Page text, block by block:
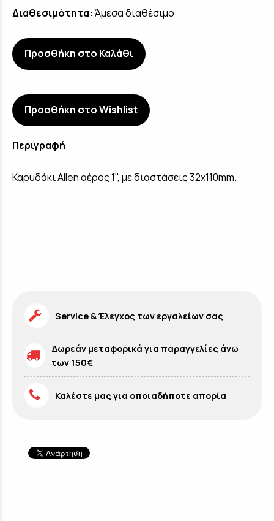
Διαθεσιμότητα: Άμεσα διαθέσιμο
Προσθήκη στο Καλάθι
Προσθήκη στο Wishlist
Περιγραφή
Καρυδάκι Allen αέρος 1", με διαστάσεις 32x110mm.
Service & Έλεγχος των εργαλείων σας
Δωρεάν μεταφορικά για παραγγελίες άνω
των 150€
Καλέστε μας για οποιαδήποτε απορία